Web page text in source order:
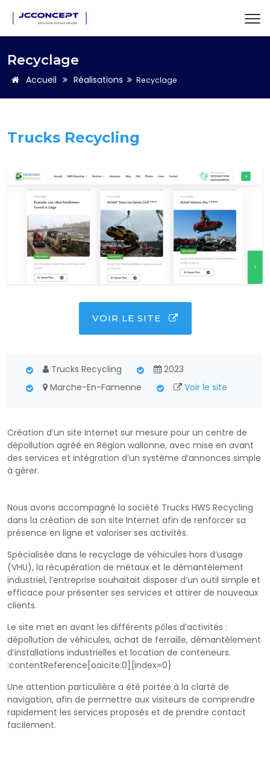
Recyclage
Accueil Réalisations Recyclage
Trucks Recycling
VOIR LE SITE
Trucks Recycling
2023
Marche-En-Famenne
Voir le site
Création d’un site Internet sur mesure pour un centre de
dépollution agréé en Région wallonne, avec mise en avant
des services et intégration d’un système d’annonces simple
à gérer.
Nous avons accompagné la société Trucks HWS Recycling
dans la création de son site Internet afin de renforcer sa
présence en ligne et valoriser ses activités.
Spécialisée dans le recyclage de véhicules hors d’usage
(VHU), la récupération de métaux et le démantèlement
industriel, l’entreprise souhaitait disposer d’un outil simple et
efficace pour présenter ses services et attirer de nouveaux
clients.
Le site met en avant les différents pôles d’activités :
dépollution de véhicules, achat de ferraille, démantèlement
d’installations industrielles et location de conteneurs.
:contentReference[oaicite:0]{index=0}
Une attention particulière a été portée à la clarté de
navigation, afin de permettre aux visiteurs de comprendre
rapidement les services proposés et de prendre contact
facilement.